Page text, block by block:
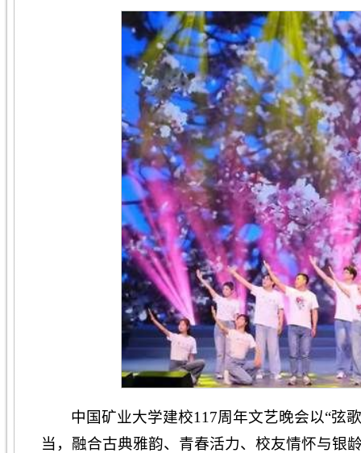
中国矿业大学建校117周年文艺晚会以“弦
当，融合古典雅韵、青春活力、校友情怀与银